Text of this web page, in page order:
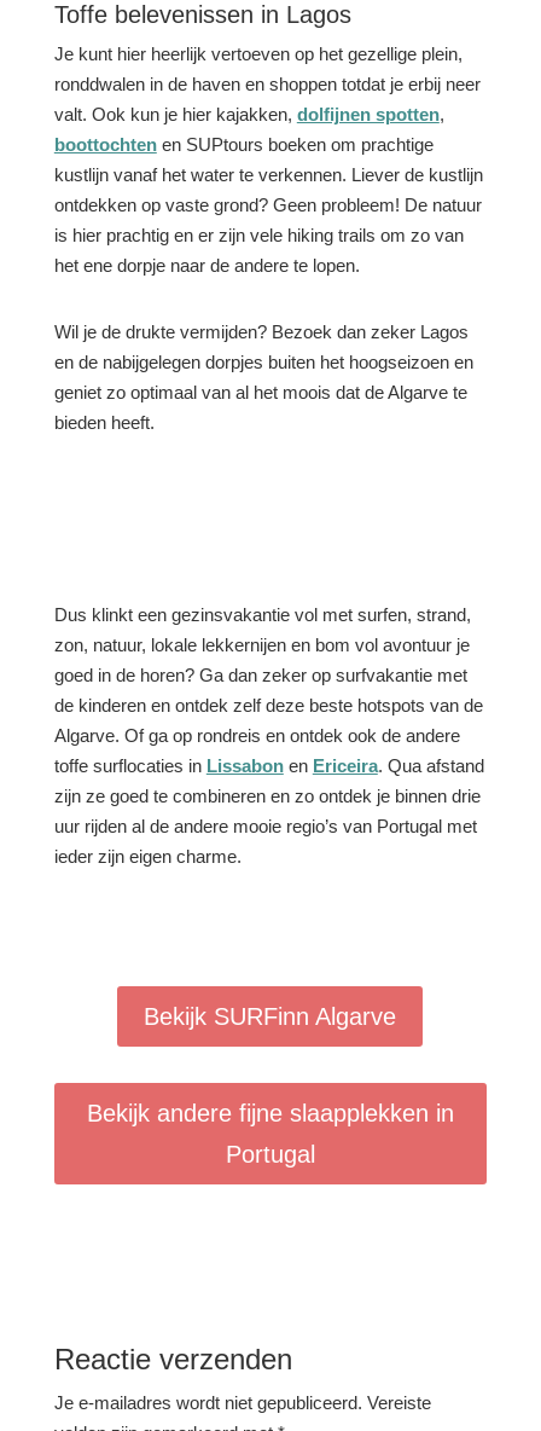
Toffe belevenissen in Lagos
Je kunt hier heerlijk vertoeven op het gezellige plein,
ronddwalen in de haven en shoppen totdat je erbij neer
valt. Ook kun je hier kajakken, dolfijnen spotten,
boottochtenen SUPtours boeken om prachtige
kustlijn vanaf het water te verkennen. Liever de kustlijn
ontdekken op vaste grond? Geen probleem! De natuur
is hier prachtig en er zijn vele hiking trails om zo van
het ene dorpje naar de andere te lopen.
Wil je de drukte vermijden? Bezoek dan zeker Lagos
en de nabijgelegen dorpjes buiten het hoogseizoen en
geniet zo optimaal van al het moois dat de Algarve te
bieden heeft.
Dus klinkt een gezinsvakantie vol met surfen, strand,
zon, natuur, lokale lekkernijen en bom vol avontuur je
goed in de horen? Ga dan zeker op surfvakantie met
de kinderen en ontdek zelf deze beste hotspots van de
Algarve. Of ga op rondreis en ontdek ook de andere
toffe surflocaties in Lissabonen Ericeira. Qua afstand
zijn ze goed te combineren en zo ontdek je binnen drie
uur rijden al de andere mooie regio’s van Portugal met
ieder zijn eigen charme.
Bekijk SURFinn Algarve
Bekijk andere fijne slaapplekken in
Portugal
Reactie verzenden
Je e-mailadres wordt niet gepubliceerd. Vereiste